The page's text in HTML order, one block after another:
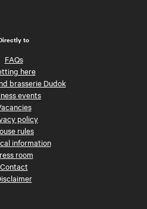
to
FAQs
here
brasserie Dudok
events
policy
rules
information
room
Contact